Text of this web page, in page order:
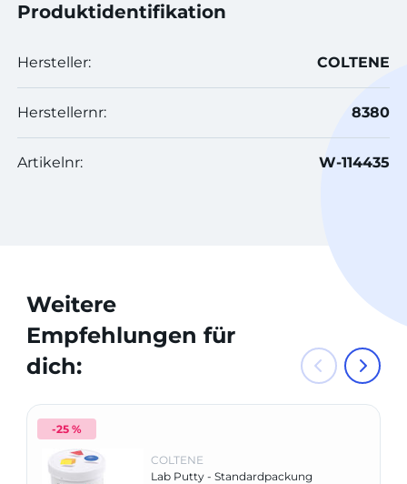
Produktidentifikation
Hersteller: COLTENE
Herstellernr: 8380
Artikelnr: W-114435
Weitere
Empfehlungen für
dich:
-25 %
COLTENE
Lab Putty - Standardpackung